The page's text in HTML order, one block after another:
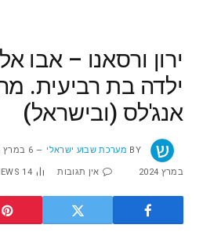
ירון ורסאנו – אבו
ילדה בת רביעית.
אנג'לס (ובישראל)
BY מערכת שבוע ישראלי 6 במרץ 2024
במרץ 2024 אין תגובות 14